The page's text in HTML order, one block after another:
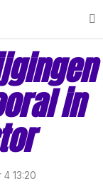
in
4 13:20